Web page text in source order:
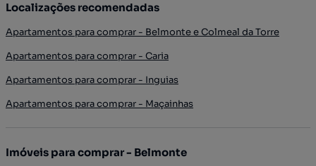
Localizações recomendadas
Apartamentos para comprar - Belmonte e Colmeal da Torre
Apartamentos para comprar - Caria
Apartamentos para comprar - Inguias
Apartamentos para comprar - Maçainhas
Imóveis para comprar - Belmonte